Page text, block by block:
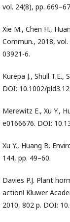
vol. 24(8), pp.
Xie M., Chen H.,
Commun., 2018,
03921-6.
Kurepa J., Shull
DOI: 10.1002/
Merewitz E., Xu Y.,
e0166676. DOI:
Xu Y., Huang B.
144, pp. 49–60.
Davies P.J. Plant
action! Kluwer
2010, 802 p. DOI: